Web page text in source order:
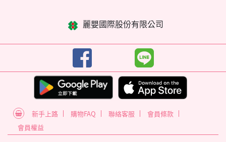
麗嬰國際股份有限公司
新手上路 購物FAQ 聯絡客服
會員條款
會員權益